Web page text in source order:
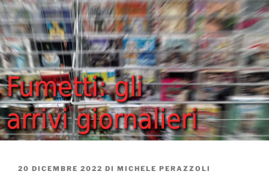
PUBBLICATO
20 DICEMBRE 2022 DI MICHELE PERAZZOLI